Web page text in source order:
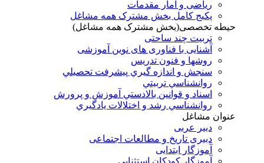
ریاضی و آمار مقدمات
پکیج کامل بخش مشترک همه مشاغل
حیطه تخصصی(بخش مشترک همه مشاغل)
تربیت چند ساحتی
آشنایی با فناوری های نوین آموزشی
روشها و فنون تدريس
سنجش و اندازه گيري پيشرفت تحصيلي
روانشناسي تربيتي
اسناد و قوانين بالادستي آموزش و پرورش
روانشناسي رشد و اختلالات يادگيري
عنوان مشاغل
دبير عربی
دبیری تاریخ و مطالعات اجتماعی
آموزگار ابتدایی
آموزگار کودکان استثنایی